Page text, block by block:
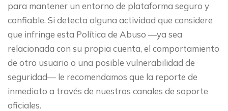
para mantener un entorno de plataforma seguro y
confiable. Si detecta alguna actividad que considere
que infringe esta Política de Abuso —ya sea
relacionada con su propia cuenta, el comportamiento
de otro usuario o una posible vulnerabilidad de
seguridad— le recomendamos que la reporte de
inmediato a través de nuestros canales de soporte
oficiales.